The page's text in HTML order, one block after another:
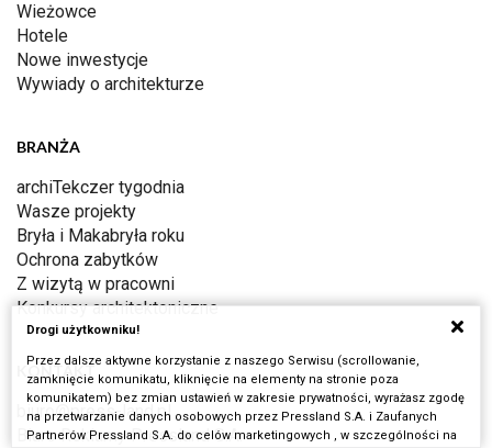
Wieżowce
Hotele
Nowe inwestycje
Wywiady o architekturze
BRANŻA
archiTekczer tygodnia
Wasze projekty
Bryła i Makabryła roku
Ochrona zabytków
Z wizytą w pracowni
Konkursy architektoniczne
KONTAKT
biuro@press-land.pl
Biuro Reklamy Pressland S.A.
Drogi użytkowniku!
Przez dalsze aktywne korzystanie z naszego Serwisu (scrollowanie,
zamknięcie komunikatu, kliknięcie na elementy na stronie poza
komunikatem) bez zmian ustawień w zakresie prywatności, wyrażasz zgodę
na przetwarzanie danych osobowych przez Pressland S.A. i Zaufanych
Partnerów Pressland S.A. do celów marketingowych , w szczególności na